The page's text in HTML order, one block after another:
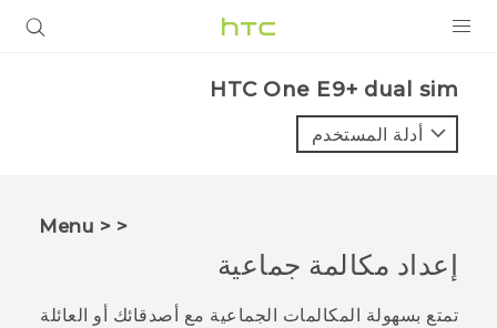
VIVE
VIVERSE
البرامج + التطبيقات
HTC One E9+ dual sim‎
أدلة المستخدم
< < Menu
إعداد مكالمة جماعية
تمتع بسهولة المكالمات الجماعية مع أصدقائك أو العائلة